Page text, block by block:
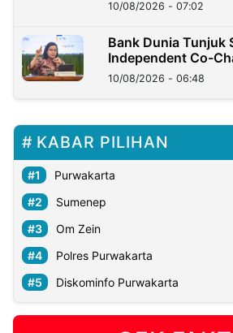
10/08/2026 - 07:02
Bank Dunia Tunjuk
Independent Co-
10/08/2026 - 06:48
KABAR PILIHAN
Purwakarta
Sumenep
Om Zein
Polres Purwakarta
Diskominfo Purwakarta